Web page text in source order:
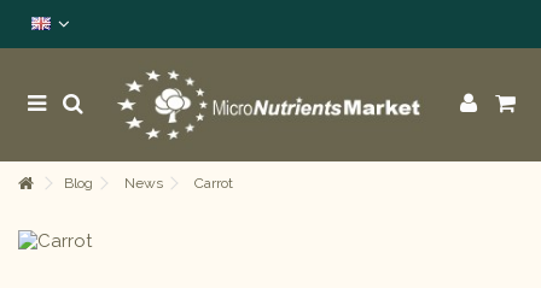
Blog News Carrot